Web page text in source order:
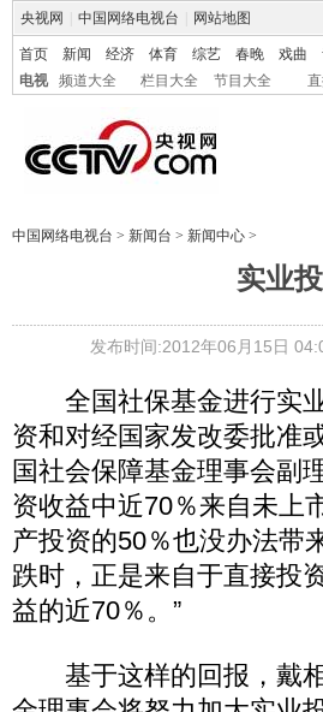
央视网 中国网络电视台 网站地图
首页 新闻 经济 体育 综艺 春晚 戏曲
电视
频道大全 栏目大全 节目大全
中国网络电视台 > 新闻台 > 新闻中心 >
实业
发布时间:2012年06月15日
全国社保基金进行实业
资和对经国家发改委批准
国社会保障基金理事会副
资收益中近70％来自未上
产投资的50％也没办法带
跌时，正是来自于直接投
益的近70％。”
基于这样的回报，戴相